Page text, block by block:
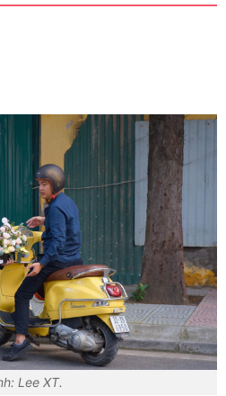
Lee XT.